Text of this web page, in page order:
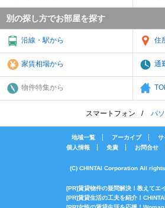
別の探し方でお部屋を探す
沿線・駅から 住
家賃相場から 通
物件特集から
スマートフォン パ
地域一覧 アーカイブ
サ
個人情報
免責 お問合せ
(C) CHINTAI Corporation All
[PR]賃貸物件の疑問解決！教えてエ
[PR]賃貸生活の工夫を紹介！